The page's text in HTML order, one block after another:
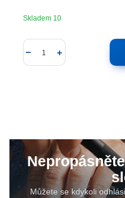
Skladem 10
Můžete se kdykoli